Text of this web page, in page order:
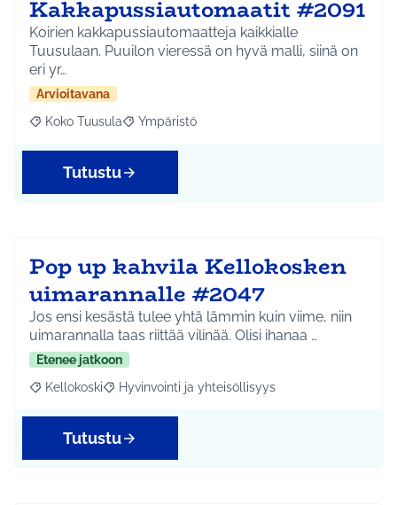
Kakkapussiautomaatit #2091
Koirien kakkapussiautomaatteja kaikkialle
Tuusulaan. Puuilon vieressä on hyvä malli, siinä on
eri yr…
Arvioitavana
Rajaa tulokset aihepiirin mukaan: Koko Tuusula
Koko Tuusula Rajaa tulokset teeman mukaan: Ympäristö
Ympäristö
Tutustu
Pop up kahvila Kellokosken
uimarannalle #2047
Jos ensi kesästä tulee yhtä lämmin kuin viime, niin
uimarannalla taas riittää vilinää. Olisi ihanaa …
Etenee jatkoon
Rajaa tulokset aihepiirin mukaan: Kellokoski
Kellokoski Rajaa tulokset teeman mukaan: Hyvinvointi ja
Hyvinvointi ja yhteisöllisyys
Tutustu